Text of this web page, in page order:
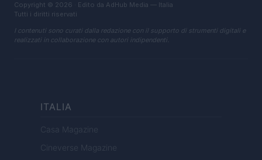
Copyright © 2026 · Edito da AdHub Media — Italia
Tutti i diritti riservati
I contenuti sono curati dalla redazione con il supporto di strumenti digitali e
realizzati in collaborazione con autori indipendenti.
ITALIA
Casa Magazine
Cineverse Magazine